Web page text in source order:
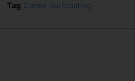
Tag Canna Surfcasting